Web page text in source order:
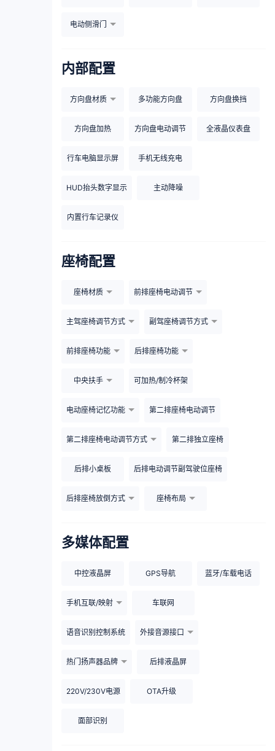
电动侧滑门
内部配置
方向盘材质 多功能方向盘 方向盘换挡
方向盘加热 方向盘电动调节 全液晶仪表盘
行车电脑显示屏 手机无线充电
HUD抬头数字显示 主动降噪
内置行车记录仪
座椅配置
座椅材质 前排座椅电动调节
主驾座椅调节方式 副驾座椅调节方式
前排座椅功能 后排座椅功能
中央扶手 可加热/制冷杯架
电动座椅记忆功能 第二排座椅电动调节
第二排座椅电动调节方式 第二排独立座椅
后排小桌板 后排电动调节副驾驶位座椅
后排座椅放倒方式 座椅布局
多媒体配置
中控液晶屏 GPS导航 蓝牙/车载电话
手机互联/映射 车联网
语音识别控制系统 外接音源接口
热门扬声器品牌 后排液晶屏
220V/230V电源 OTA升级
面部识别